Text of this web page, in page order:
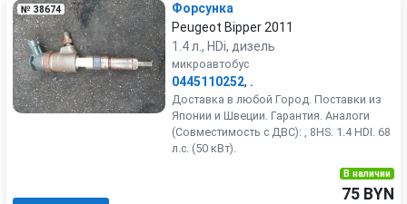
№ 38674
Форсунка
Peugeot Bipper 2011
1.4 л., HDi, дизель
микроавтобус
0445110252, .
Доставка в любой Город. Поставки из
Японии и Швеции. Гарантия. Аналоги
(Совместимость с ДВС): , 8HS. 1.4 HDI. 68
л.с. (50 кВт).
В наличии
75 BYN